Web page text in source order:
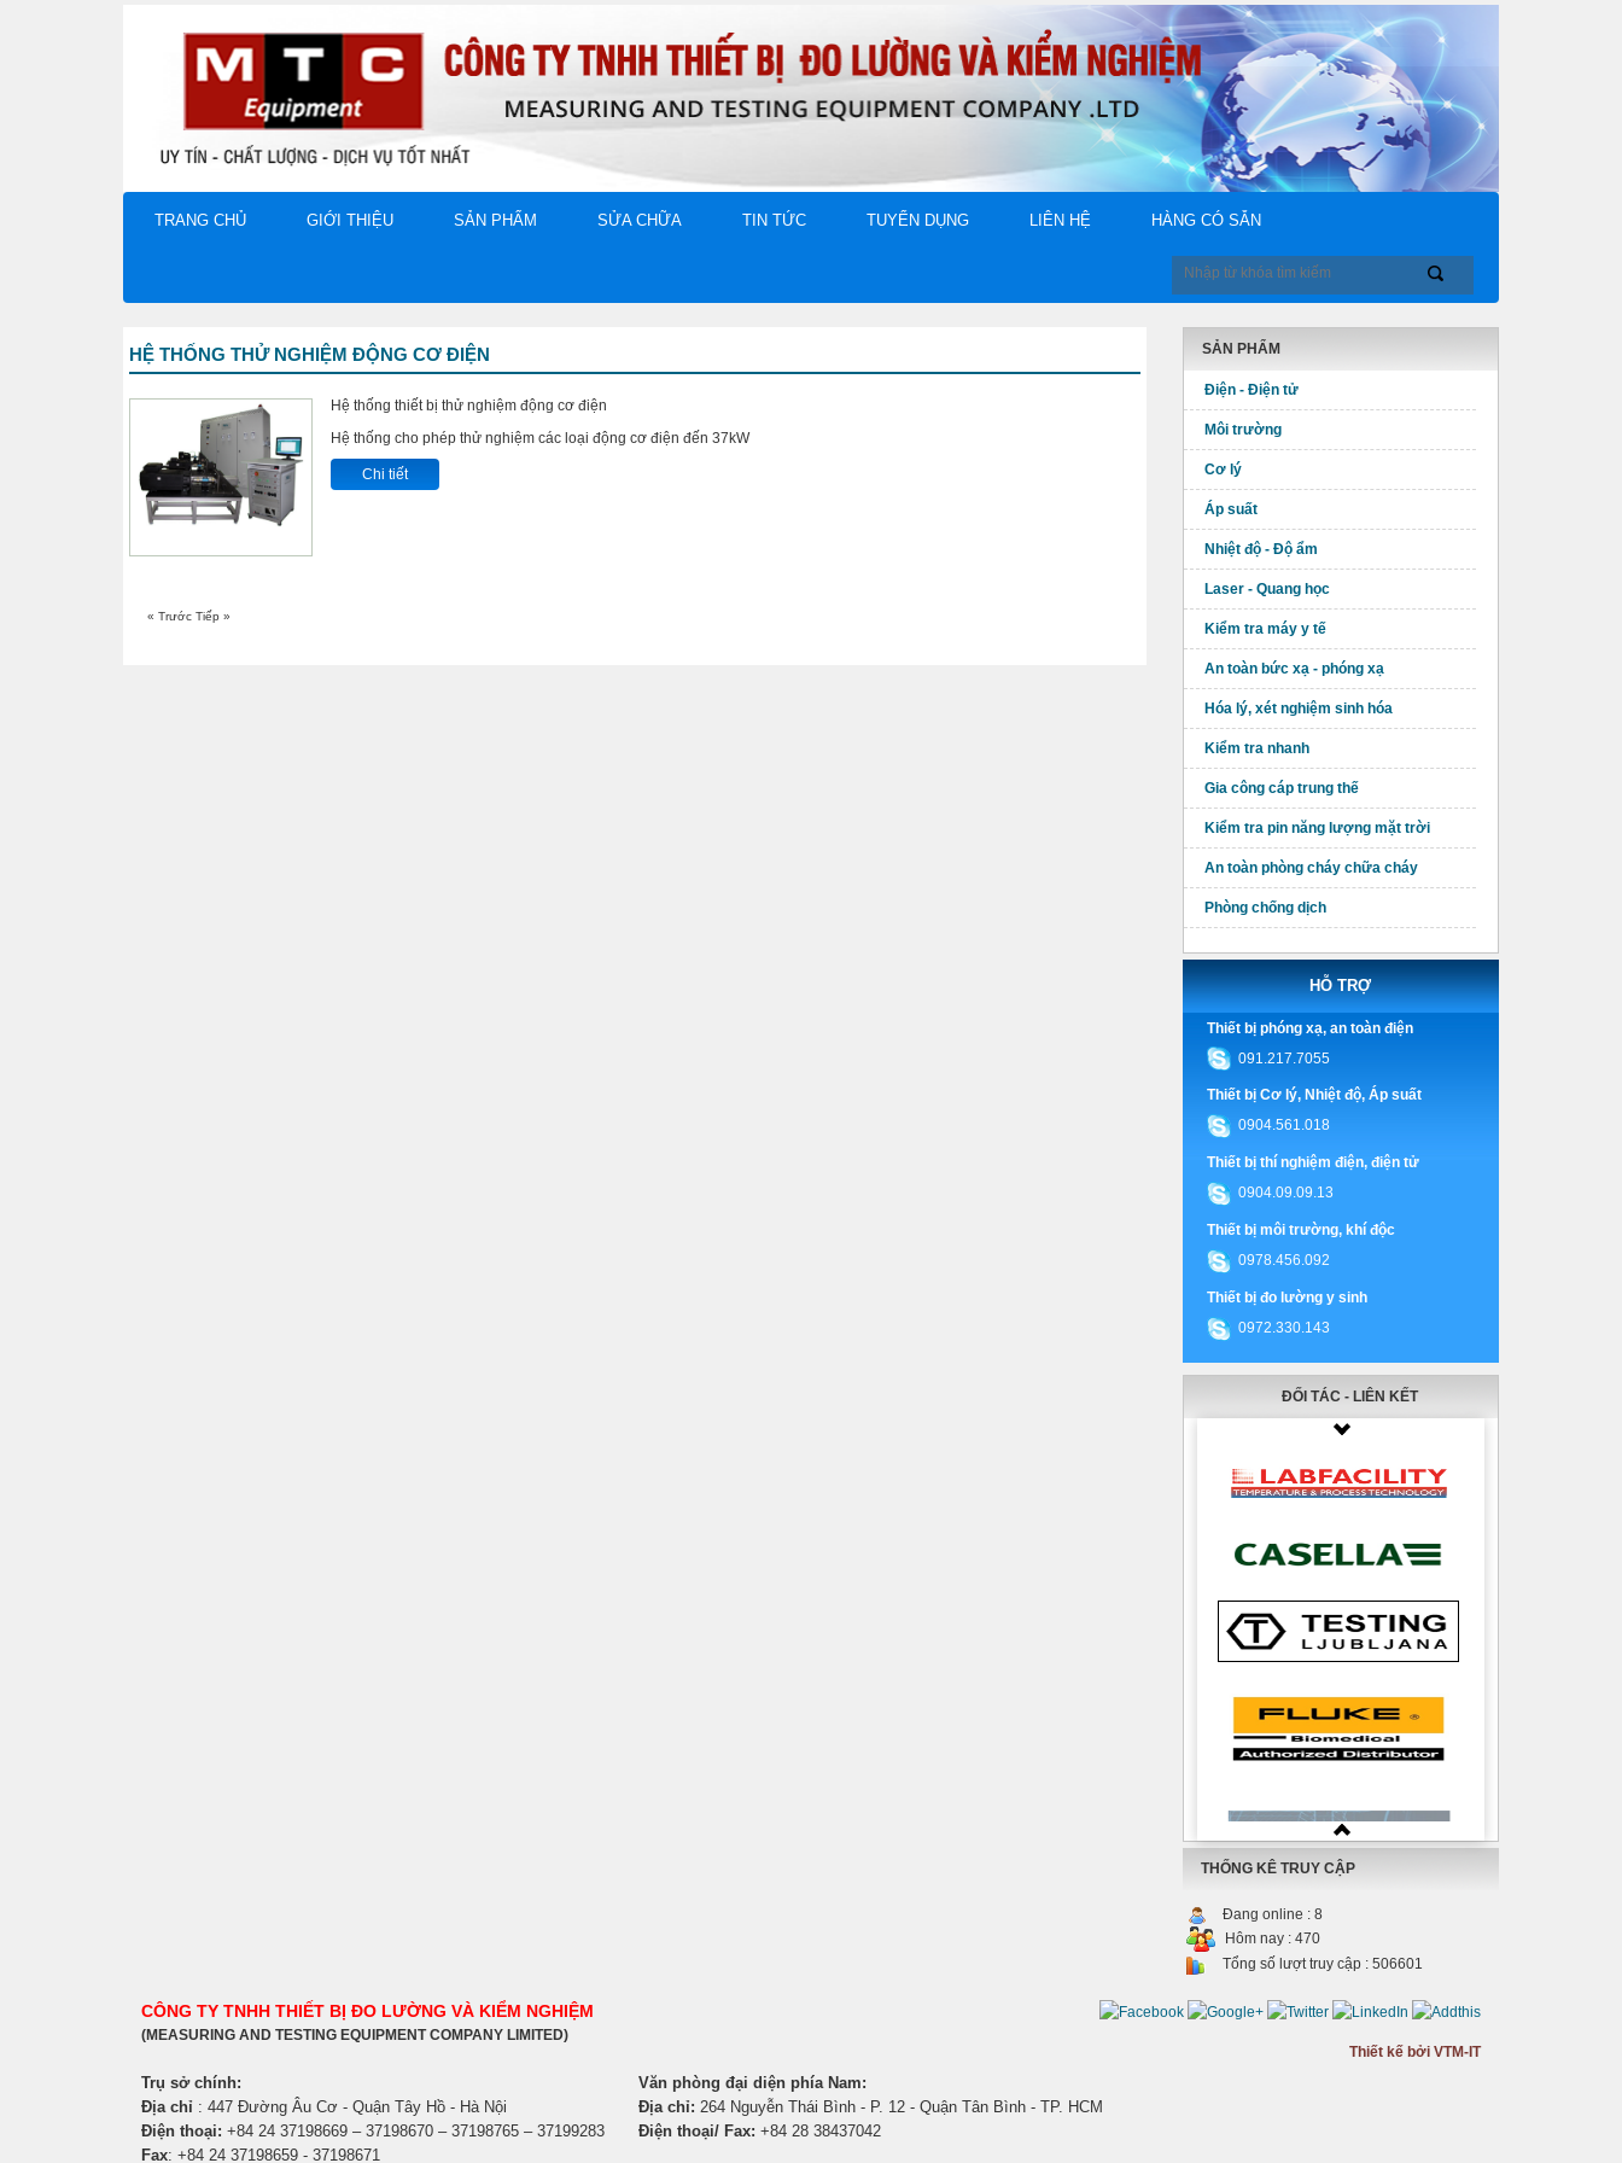
TRANG CHỦ GIỚI THIỆU SẢN PHẨM SỬA CHỮA TIN TỨC TUYỂN DỤNG LIÊN HỆ HÀNG CÓ SẴN
HỆ THỐNG THỬ NGHIỆM ĐỘNG CƠ ĐIỆN
Hệ thống thiết bị thử nghiệm động cơ điện
Hệ thống cho phép thử nghiệm các loại động cơ điện đến 37kW
Chi tiết
« Trước Tiếp »
SẢN PHẨM
Điện - Điện tử
Môi trường
Cơ lý
Áp suất
Nhiệt độ - Độ ẩm
Laser - Quang học
Kiểm tra máy y tế
An toàn bức xạ - phóng xạ
Hóa lý, xét nghiệm sinh hóa
Kiểm tra nhanh
Gia công cáp trung thế
Kiểm tra pin năng lượng mặt trời
An toàn phòng cháy chữa cháy
Phòng chống dịch
HỖ TRỢ
Thiết bị phóng xạ, an toàn điện
091.217.7055
Thiết bị Cơ lý, Nhiệt độ, Áp suất
0904.561.018
Thiết bị thí nghiệm điện, điện tử
0904.09.09.13
Thiết bị môi trường, khí độc
0978.456.092
Thiết bị đo lường y sinh
0972.330.143
ĐỐI TÁC - LIÊN KẾT
THỐNG KÊ TRUY CẬP
Đang online : 8
Hôm nay : 470
Tổng số lượt truy cập : 506601
CÔNG TY TNHH THIẾT BỊ ĐO LƯỜNG VÀ KIỂM NGHIỆM
(MEASURING AND TESTING EQUIPMENT COMPANY LIMITED)
Trụ sở chính:
Địa chỉ : 447 Đường Âu Cơ - Quận Tây Hồ - Hà Nội
Điện thoại: +84 24 37198669 – 37198670 – 37198765 – 37199283
Fax: +84 24 37198659 - 37198671
Văn phòng đại diện phía Nam:
Địa chỉ: 264 Nguyễn Thái Bình - P. 12 - Quận Tân Bình - TP. HCM
Điện thoại/ Fax: +84 28 38437042
Thiết kế bởi VTM-IT